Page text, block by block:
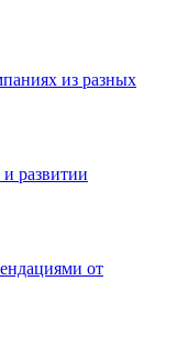
из разных
развитии
от